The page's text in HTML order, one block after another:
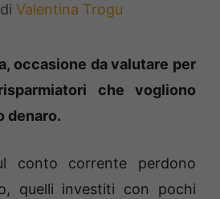
di Valentina Trogu
occasione da valutare per
che vogliono
denaro.
conto corrente perdono
quelli investiti con pochi